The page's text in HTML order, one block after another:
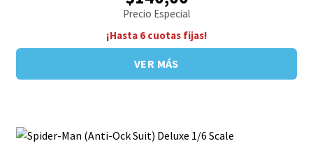
Precio Especial
¡Hasta 6 cuotas fijas!
VER MÁS